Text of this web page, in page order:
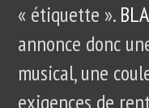
« étiquette ».
annonce donc
musical, une
exigences de